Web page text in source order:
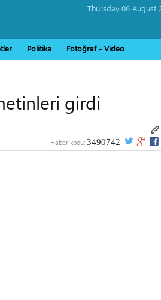
Politika Fotoğraf - Video
girdi
Haber kodu: 3490742